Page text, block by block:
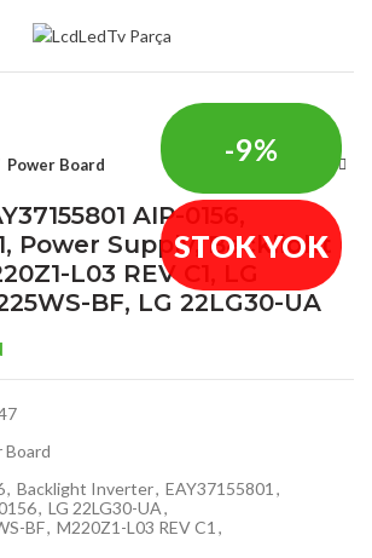
-9%
STOK YOK
Power Board
AIP-0156,
Power Supply, Backlight
L03 REV C1, LG
BF, LG 22LG30-UA
Board
, Backlight Inverter, EAY37155801 ,
, LG 22LG30-UA,
BF, M220Z1-L03 REV C1 ,